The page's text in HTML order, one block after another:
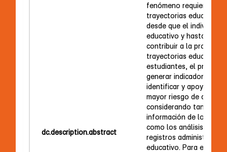
dc.description.abstract
fenómeno requieren el
trayectorias
desde que el individuo
educativo y hasta que
contribuir a la
trayectorias educativas
estudiantes, el
generar indicadores
identificar y apoyar a
mayor riesgo de
considerando tanto las
información de los
como los análisis
registros
educativo. Para ello, se